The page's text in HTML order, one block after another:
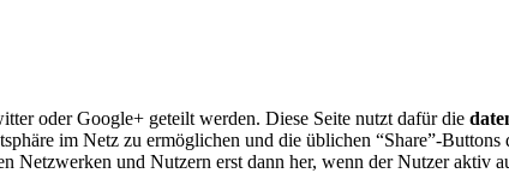
oder Google+ geteilt werden. Diese Seite nutzt dafür die
im Netz zu ermöglichen und die üblichen “Share”-
Netzwerken und Nutzern erst dann her, wenn der Nutzer aktiv